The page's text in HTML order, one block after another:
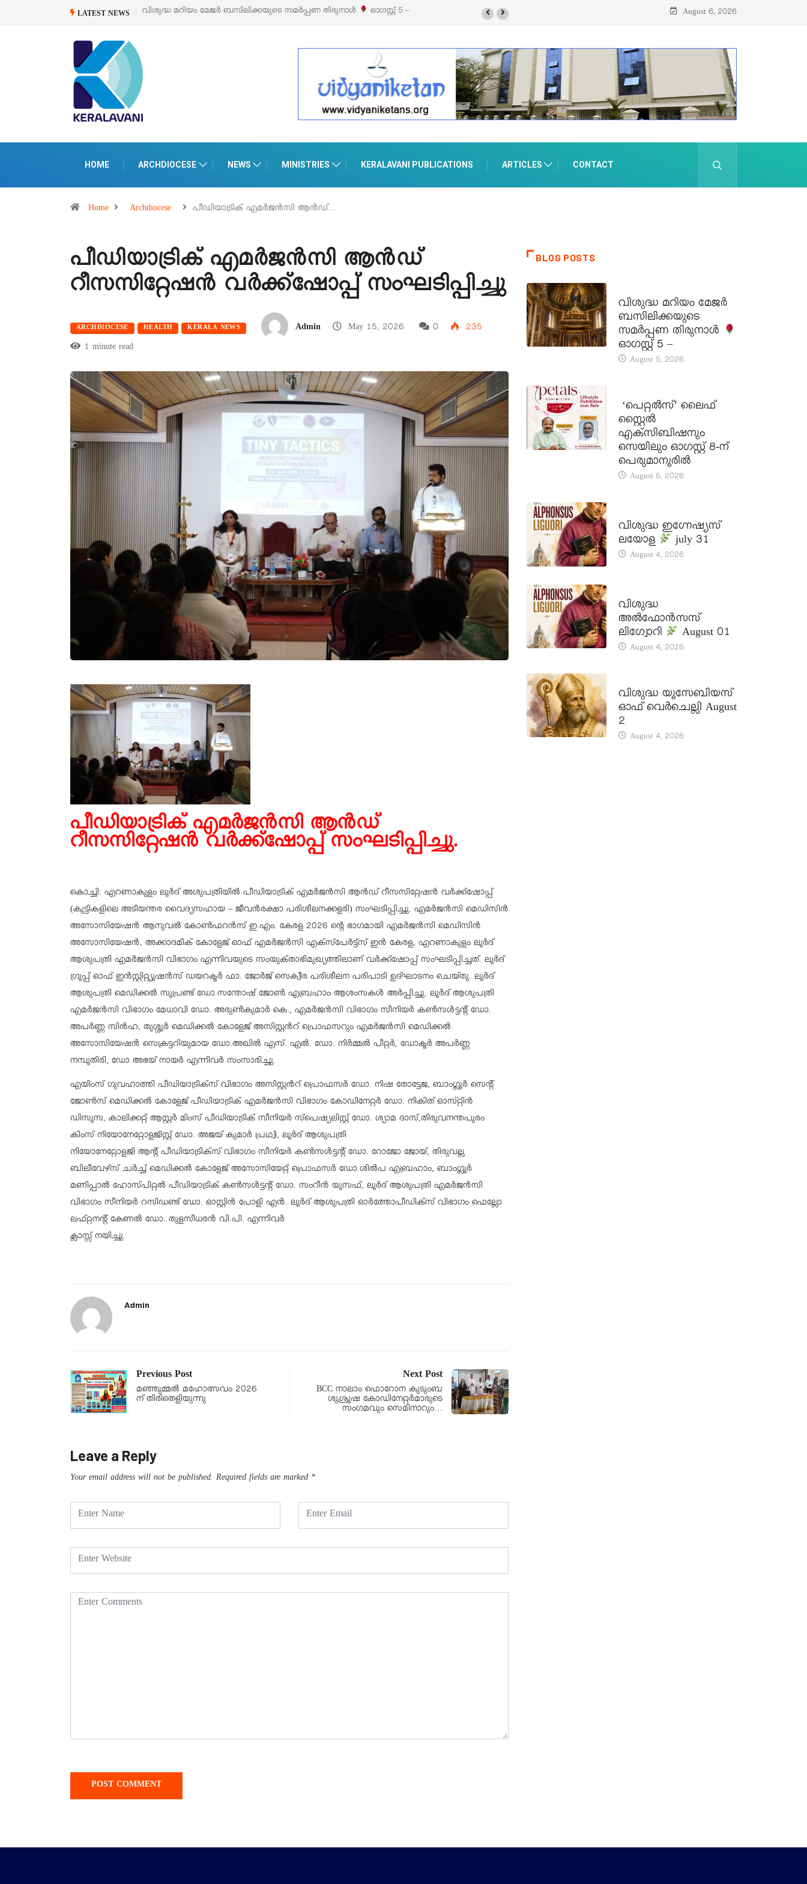
LATEST NEWS
സമർപ്പണ തിരുനാൾ ഓഗസ്റ്റ് 5 –‘പെറ്റൽസ്’ ലൈഫ് സ്റ്റൈൽ എക്സിബിഷനും സെയിലും ഓഗസ്റ്റ് 8-ന്
August 6, 2026
HOME ARCHDIOCESE NEWS MINISTRIES KERALAVANI PUBLICATIONS ARTICLES CONTACT
Home Archdiocese പീഡിയാട്രിക് എമർജൻസി ആൻഡ്…
പീഡിയാട്രിക് എമർജൻസി ആൻഡ്
റീസസിറ്റേഷൻ വർക്ക്ഷോപ്പ് സംഘടിപ്പിച്ചു
ARCHDIOCESE HEALTH KERALA NEWS Admin May 15, 2026 0
235
1 minute read
പീഡിയാട്രിക് എമർജൻസി ആൻഡ്
റീസസിറ്റേഷൻ വർക്ക്ഷോപ്പ് സംഘടിപ്പിച്ചു.
കൊച്ചി: എറണാകുളം ലൂർദ് അശുപത്രിയിൽ പീഡിയാട്രിക് എമർജൻസി ആൻഡ് റീസസിറ്റേഷൻ വർക്ക്ഷോപ്പ്
(കുട്ടികളിലെ അടിയന്തര വൈദ്യസഹായ – ജീവൻരക്ഷാ പരിശീലനക്കളരി) സംഘടിപ്പിച്ചു. എമർജൻസി മെഡിസിൻ
അസോസിയേഷൻ ആനുവൽ കോൺഫറൻസ് ഇ.എം. കേരള 2026 ന്റെ ഭാഗമായി എമർജൻസി മെഡിസിൻ
അസോസിയേഷൻ, അക്കാദമിക് കോളേജ് ഓഫ് എമർജൻസി എക്സ്പേർട്ട്സ് ഇൻ കേരള, എറണാകുളം ലൂർദ്
ആശുപത്രി എമർജൻസി വിഭാഗം എന്നിവയുടെ സംയുക്‌താഭിമുഖ്യത്തിലാണ് വർക്ക്ഷോപ്പ് സംഘടിപ്പിച്ചത്. ലൂർദ്
ഗ്രൂപ്പ് ഓഫ് ഇൻസ്റ്റിറ്റ്യൂഷൻസ് ഡയറക്ടർ ഫാ. ജോർജ് സെക്വീര പരിശീലന പരിപാടി ഉദ്ഘാടനം ചെയ്തു. ലൂർദ്
ആശുപത്രി മെഡിക്കൽ സൂപ്രണ്ട് ഡോ.സന്തോഷ് ജോൺ എബ്രഹാം ആശംസകൾ അർപ്പിച്ചു. ലൂർദ് ആശുപത്രി
എമർജൻസി വിഭാഗം മേധാവി ഡോ. അരുൺകുമാർ കെ., എമർജൻസി വിഭാഗം സീനിയർ കൺസൾട്ടന്റ് ഡോ.
അപർണ്ണ സിൻഹ, തൃശ്ശൂർ മെഡിക്കൽ കോളേജ് അസിസ്റ്റൻറ് പ്രൊഫസറും എമർജൻസി മെഡിക്കൽ
അസോസിയേഷൻ സെക്രട്ടറിയുമായ ഡോ.അഖിൽ എസ്. എൽ. ഡോ. നിർമ്മൽ പീറ്റർ, ഡോക്ടർ അപർണ്ണ
നമ്പൂതിരി, ഡോ അഭയ് നായർ എന്നിവർ സംസാരിച്ചു.
എയിംസ് ഗുവഹാത്തി പീഡിയാട്രിക്സ് വിഭാഗം അസിസ്റ്റൻറ് പ്രൊഫസർ ഡോ. നിഷ തോട്ടേജ, ബാംഗ്ലൂർ സെൻ്റ്
ജോൺസ് മെഡിക്കൽ കോളേജ് പീഡിയാട്രിക് എമർജൻസി വിഭാഗം കോഡിനേറ്റർ ഡോ. നികിത് ഓസ്‌റ്റിൻ
ഡിസൂസ, കാലിക്കറ്റ് ആസ്റ്റർ മിംസ് പീഡിയാട്രിക് സീനിയർ സ്പെഷ്യലിസ്റ്റ് ഡോ. ശ്യാമ ദാസ്,തിരുവനന്തപുരം
കിംസ് നിയോനേറ്റോളജിസ്റ്റ് ഡോ. അജയ് കുമാർ പ്രഥ്വി, ലൂർദ് ആശുപത്രി
നിയോനേറ്റോളജി ആൻ്റ് പീഡിയാട്രിക്സ് വിഭാഗം സീനിയർ കൺസൾട്ടന്റ് ഡോ. റോജോ ജോയ്, തിരുവല്ല
ബിലീവേഴ്സ് ചർച്ച് മെഡിക്കൽ കോളേജ് അസോസിയേറ്റ് പ്രൊഫസർ ഡോ.ശിൽപ എബ്രഹാം, ബാംഗ്ലൂർ
മണിപ്പാൽ ഹോസ്പിറ്റൽ പീഡിയാട്രിക് കൺസൾട്ടന്റ് ഡോ. സംറീൻ യൂസഫ്, ലൂർദ് ആശുപത്രി എമർജൻസി
വിഭാഗം സീനിയർ റസിഡണ്ട് ഡോ. ഓസ്റ്റിൻ പോളി എൻ. ലൂർദ് ആശുപത്രി ഓർത്തോപീഡിക്സ് വിഭാഗം ഫെല്ലോ
ലഫ്റ്റനൻ്റ് കേണൽ ഡോ. തുളസീധരൻ വി.പി. എന്നിവർ
ക്ലാസ്സ് നയിച്ചു.
Admin
Previous Post
മഞ്ഞുമ്മൽ മഹോത്സവം 2026
ന് തിരിതെളിയുന്നു
Next Post
BCC നാലാം ഫൊറോന കുടുംബ
ശുശ്രൂഷ കോഡിനേറ്റർമാരുടെ
സംഗമവും സെമിനാറും…
Leave a Reply
Your email address will not be published. Required fields are marked *
BLOG POSTS
വിശുദ്ധ മറിയം മേജർ
ബസിലിക്കയുടെ
സമർപ്പണ തിരുനാൾ
ഓഗസ്റ്റ് 5 –
August 5, 2026
‘പെറ്റൽസ്’ ലൈഫ്
സ്റ്റൈൽ
എക്സിബിഷനും
സെയിലും ഓഗസ്റ്റ് 8-ന്
പെരുമാനൂരിൽ
August 5, 2026
വിശുദ്ധ ഇഗ്നേഷ്യസ്
ലയോള
july 31
August 4, 2026
വിശുദ്ധ
അൽഫോൻസസ്
ലിഗ്വോറി
August 01
August 4, 2026
വിശുദ്ധ യൂസേബിയസ്
ഓഫ് വെർചെല്ലി August
2
August 4, 2026